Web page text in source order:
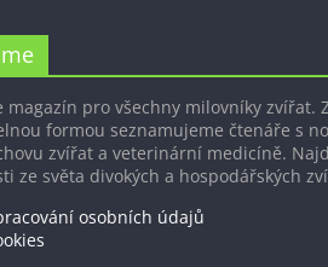
magazín pro všechny milovníky zvířat.
formou seznamujeme čtenáře s
zvířat a veterinární medicíně.
ze světa divokých a hospodářských
osobních údajů